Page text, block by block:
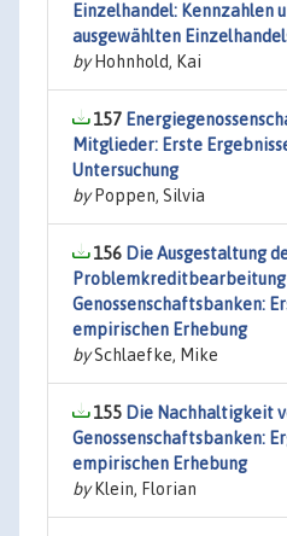
Einzelhandel: Kennzahlen
ausgewählten
byHohnhold, Kai
157
Mitglieder: Erste
Untersuchung
byPoppen, Silvia
156 Die Ausgestaltung
Problemkreditbearbeitung
Genossenschaftsbanken:
empirischen Erhebung
bySchlaefke, Mike
155 Die Nachhaltigkeit
Genossenschaftsbanken:
empirischen Erhebung
byKlein, Florian